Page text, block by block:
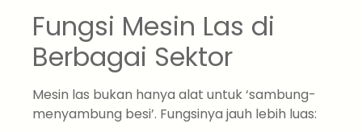
Fungsi Mesin Las di
Berbagai Sektor
Mesin las bukan hanya alat untuk ‘sambung-
menyambung besi’. Fungsinya jauh lebih luas: